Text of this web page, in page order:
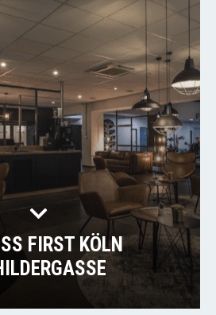
FIRST KÖLN